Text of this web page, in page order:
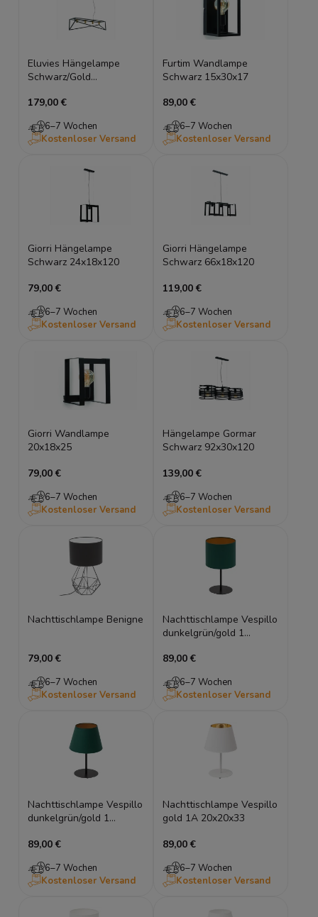
Eluvies Hängelampe
Schwarz/Gold
179,00 €
6–7 Wochen
Kostenloser Versand
Furtim Wandlampe
Schwarz 15x30x17
89,00 €
6–7 Wochen
Kostenloser Versand
Giorri Hängelampe
Schwarz 24x18x120
79,00 €
6–7 Wochen
Kostenloser Versand
Giorri Hängelampe
Schwarz 66x18x120
119,00 €
6–7 Wochen
Kostenloser Versand
Giorri Wandlampe
20x18x25
79,00 €
6–7 Wochen
Kostenloser Versand
Hängelampe Gormar
Schwarz 92x30x120
139,00 €
6–7 Wochen
Kostenloser Versand
Nachttischlampe Benigne
79,00 €
6–7 Wochen
Kostenloser Versand
Nachttischlampe Vespillo
dunkelgrün/gold 1
89,00 €
6–7 Wochen
Kostenloser Versand
Nachttischlampe Vespillo
dunkelgrün/gold 1
89,00 €
6–7 Wochen
Kostenloser Versand
Nachttischlampe Vespillo
gold 1A 20x20x33
89,00 €
6–7 Wochen
Kostenloser Versand